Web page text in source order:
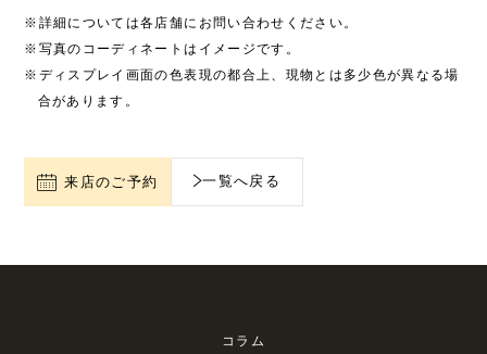
※詳細については各店舗にお問い合わせください。
※写真のコーディネートはイメージです。
※ディスプレイ画面の色表現の都合上、現物とは多少色が異なる場
合があります。
来店のご予約 一覧へ戻る
コラム